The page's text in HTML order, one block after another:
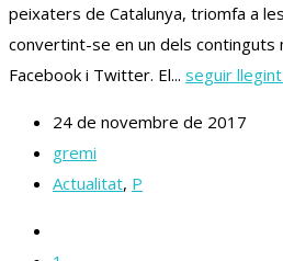
peixaters de Catalunya, triomfa a
convertint-se en un dels continguts
Facebook i Twitter. El... seguir
24 de novembre de 2017
gremi
Actualitat, P